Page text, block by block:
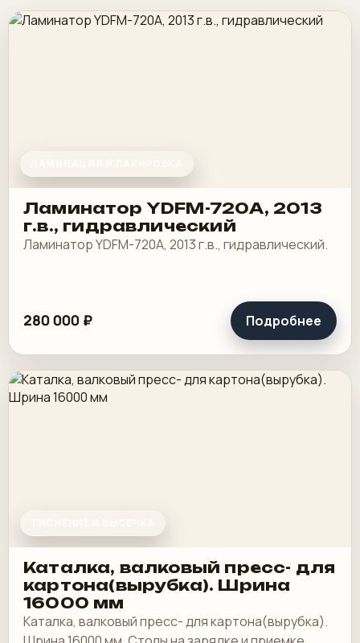
Ламинатор YDFM-720А, 2013
г.в., гидравлический
Ламинатор YDFM-720А, 2013 г.в., гидравлический.
280 000 ₽ Подробнее
Каталка, валковый пресс- для
картона(вырубка). Шрина
16000 мм
Каталка, валковый пресс- для картона(вырубка).